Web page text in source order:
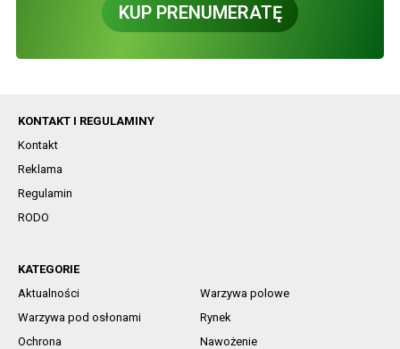
KUP PRENUMERATĘ
KONTAKT I REGULAMINY
Kontakt
Reklama
Regulamin
RODO
KATEGORIE
Aktualności
Warzywa polowe
Warzywa pod osłonami
Rynek
Ochrona
Nawożenie